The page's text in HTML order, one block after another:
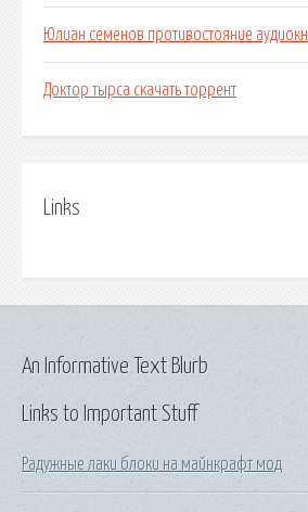
Юлиан семенов противостояние
Доктор тырса скачать торрент
Links
Links to Important Stuff
Радужные лаки блоки на майнкрафт мод
An Informative Text Blurb